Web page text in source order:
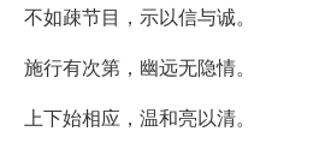
不如疎节目，示以信与诚。
施行有次第，幽远无隐情。
上下始相应，温和亮以清。